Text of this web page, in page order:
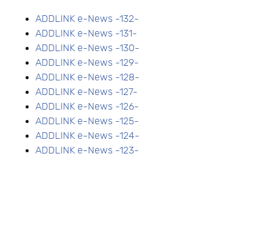
ADDLINK e-News -132-
ADDLINK e-News -131-
ADDLINK e-News -130-
ADDLINK e-News -129-
ADDLINK e-News -128-
ADDLINK e-News -127-
ADDLINK e-News -126-
ADDLINK e-News -125-
ADDLINK e-News -124-
ADDLINK e-News -123-